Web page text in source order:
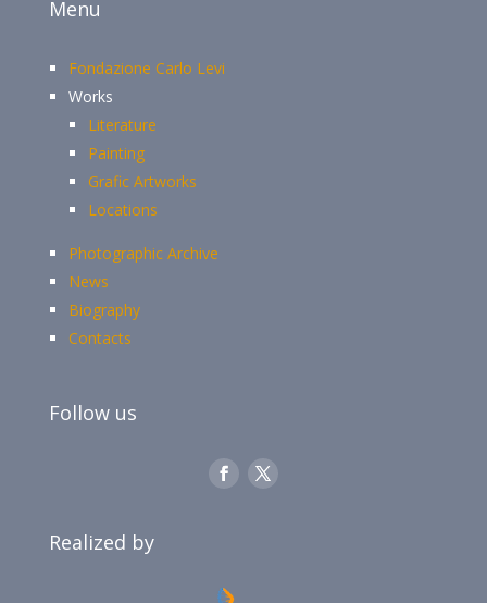
Menu
Fondazione Carlo Levi
Works
Literature
Painting
Grafic Artworks
Locations
Photographic Archive
News
Biography
Contacts
Follow us
Realized by